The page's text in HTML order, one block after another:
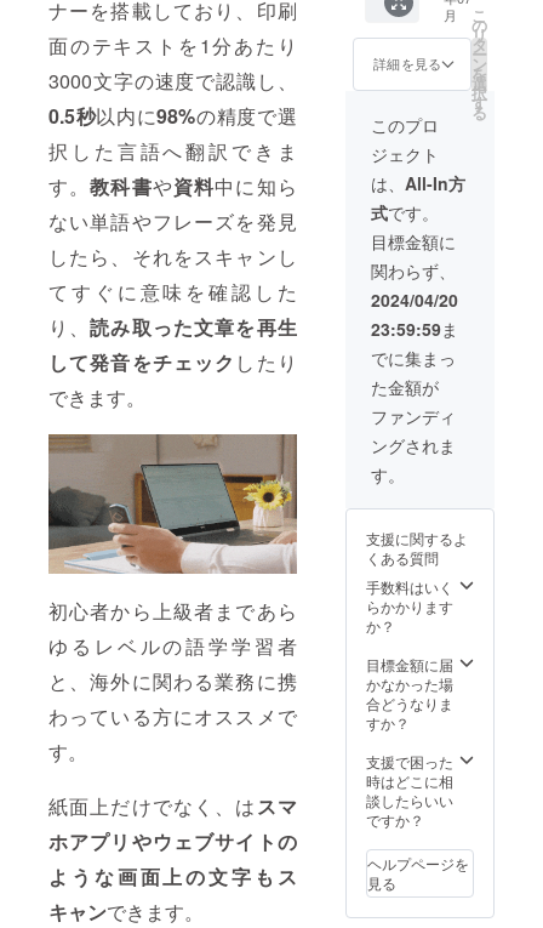
ナーを搭載しており、印刷
面のテキストを1分あたり
3000文字の速度で認識し、
0.5秒以内に98%の精度で選
択した言語へ翻訳できま
す。教科書や資料中に知ら
ない単語やフレーズを発見
したら、それをスキャンし
てすぐに意味を確認した
り、読み取った文章を再生
して発音をチェック したり
できます。
初心者から上級者まであら
ゆるレベルの語学学習者
と、海外に関わる業務に携
わっている方にオススメで
す。
紙面上だけでなく、はスマ
ホアプリやウェブサイトの
ような画面上の文字もス
キャンできます。
す。
があり
ます。
頂いた
上でご
けます
い致し
ます。
08月か
らオン
ライン
ショッ
プなど
にて一
般販売
開始予
定で
す。
ご支援
により
量産効
率が向
正規販
が販売
予定価
格より
下がる
可能性
もござ
いま
す。 ※
品が発
生する
可能性
があり
ます。
ご了承
頂いた
けます
様お願
い致し
ます。
2024年
08月か
ショッ
プなど
にて一
定で
す。
となり
ます。
※ご注文
材の供
給状
況、製
造工程
上の都
合など
により
出荷時
期が遅
れる場
合がご
ざいま
す。 ※
皆様の
ご支援
により
量産効
率が向
正規販
が販売
予定価
格より
下がる
いま
す。 ※
類似商
可能性
があり
ます。
ご了承
上でご
支援頂
けます
様お願
・USB-
Cケーブ
ル×1 ・
日本語
取扱説
明書×1
・パッ
ケージ
×1 一般
予定販
売価
格：
26,980
円 ※本
リター
ンの価
格は
税・送
料込み
の金額
となり
ます。
※ご注文
材の供
況、製
造工程
上の都
合など
により
期が遅
れる場
合がご
ざいま
皆様の
ご支援
により
量産効
上した
場合、
正規販
売価格
月
詳細を見る
こ
の
リ
タ
ー
ン
を
選
択
す
る
このプロ
ジェクト
は、 All-In方
式です。
目標金額に
関わらず、
2024/04/20
23:59:59ま
でに集まっ
た金額が
ファンディ
ングされま
す。
支援に関するよ
くある質問
手数料はいく
らかかります
か？
目標金額に届
かなかった場
合どうなりま
すか？
支援で困った
時はどこに相
談したらいい
ですか？
ヘルプページを
見る